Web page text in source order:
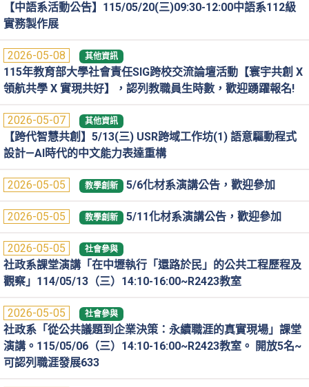
【中語系活動公告】115/05/20(三)09:30-12:00中語系112級
實務製作展
2026-05-08 其他資訊
115年教育部大學社會責任SIG跨校交流論壇活動【寰宇共創 X
領航共學 X 實現共好】，認列教職員生時數，歡迎踴躍報名!
2026-05-07 其他資訊
【跨代智慧共創】5/13(三) USR跨域工作坊(1) 語意驅動程式
設計—AI時代的中文能力表達重構
2026-05-05 教學創新 5/6化材系演講公告，歡迎參加
2026-05-05 教學創新 5/11化材系演講公告，歡迎參加
2026-05-05 社會參與
社政系課堂演講「在中壢執行「還路於民」的公共工程歷程及
觀察」114/05/13（三）14:10-16:00~R2423教室
2026-05-05 社會參與
社政系「從公共議題到企業決策：永續職涯的真實現場」課堂
演講。115/05/06（三）14:10-16:00~R2423教室。 開放5名~
可認列職涯發展633